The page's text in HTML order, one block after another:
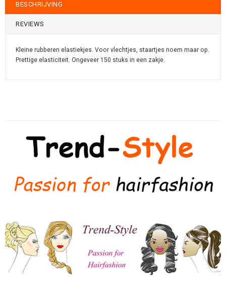
BESCHRIJVING
REVIEWS
Kleine rubberen elastiekjes. Voor vlechtjes, staartjes noem maar op.
Prettige elasticiteit. Ongeveer 150 stuks in een zakje.